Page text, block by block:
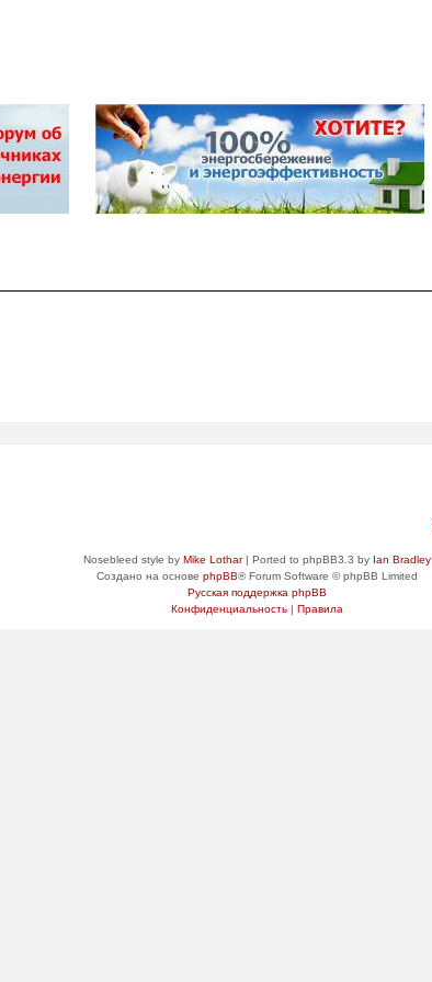
Nosebleed style by Mike Lothar| Ported to phpBB3.3 by Ian Bradley
Создано на основе phpBB® Forum Software © phpBB Limited
Русская поддержка phpBB
Конфиденциальность| Правила